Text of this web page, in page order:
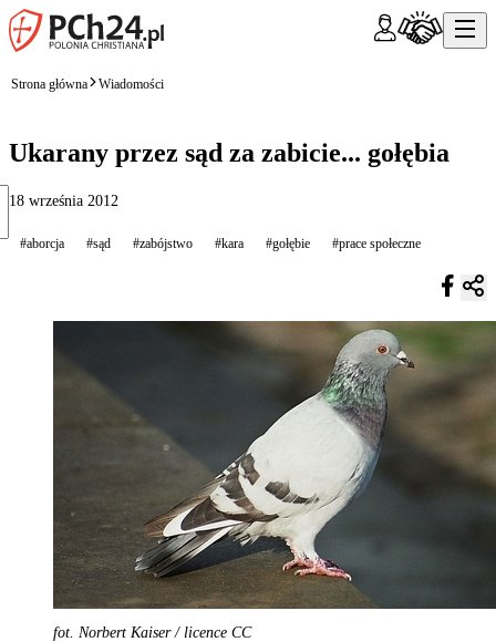
Strona główna Wiadomości
Ukarany przez sąd za zabicie... gołębia
18 września 2012
#aborcja #sąd #zabójstwo #kara #gołębie #prace społeczne
fot. Norbert Kaiser / licence CC